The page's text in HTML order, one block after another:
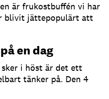
är frukostbuffén vi har
blivit jättepopulärt att
en dag
sker i höst är det ett
tänker på. Den 4